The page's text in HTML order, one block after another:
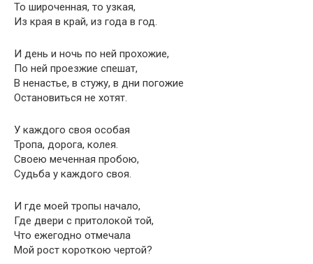
То широченная, то узкая,
Из края в край, из года в год.
И день и ночь по ней прохожие,
По ней проезжие спешат,
В ненастье, в стужу, в дни погожие
Остановиться не хотят.
У каждого своя особая
Тропа, дорога, колея.
Своею меченная пробою,
Судьба у каждого своя.
И где моей тропы начало,
Где двери с притолокой той,
Что ежегодно отмечала
Мой рост короткою чертой?